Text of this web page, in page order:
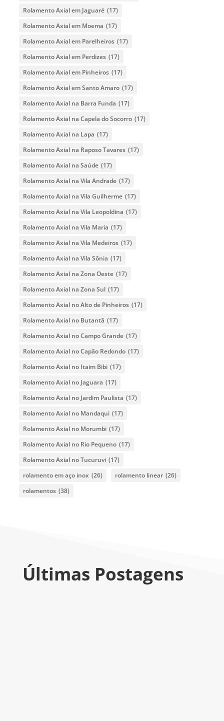
Rolamento Axial em Jaguaré (17)
Rolamento Axial em Moema (17)
Rolamento Axial em Parelheiros (17)
Rolamento Axial em Perdizes (17)
Rolamento Axial em Pinheiros (17)
Rolamento Axial em Santo Amaro (17)
Rolamento Axial na Barra Funda (17)
Rolamento Axial na Capela do Socorro (17)
Rolamento Axial na Lapa (17)
Rolamento Axial na Raposo Tavares (17)
Rolamento Axial na Saúde (17)
Rolamento Axial na Vila Andrade (17)
Rolamento Axial na Vila Guilherme (17)
Rolamento Axial na Vila Leopoldina (17)
Rolamento Axial na Vila Maria (17)
Rolamento Axial na Vila Medeiros (17)
Rolamento Axial na Vila Sônia (17)
Rolamento Axial na Zona Oeste (17)
Rolamento Axial na Zona Sul (17)
Rolamento Axial no Alto de Pinheiros (17)
Rolamento Axial no Butantã (17)
Rolamento Axial no Campo Grande (17)
Rolamento Axial no Capão Redondo (17)
Rolamento Axial no Itaim Bibi (17)
Rolamento Axial no Jaguara (17)
Rolamento Axial no Jardim Paulista (17)
Rolamento Axial no Mandaqui (17)
Rolamento Axial no Morumbi (17)
Rolamento Axial no Rio Pequeno (17)
Rolamento Axial no Tucuruvi (17)
rolamento em aço inox (26) rolamento linear (26)
rolamentos (38)
Últimas Postagens